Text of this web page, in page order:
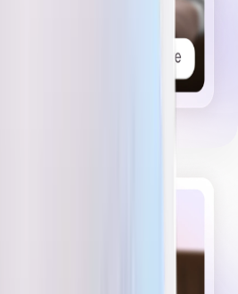
видеопримеры работы
из 6 часов стрима будут